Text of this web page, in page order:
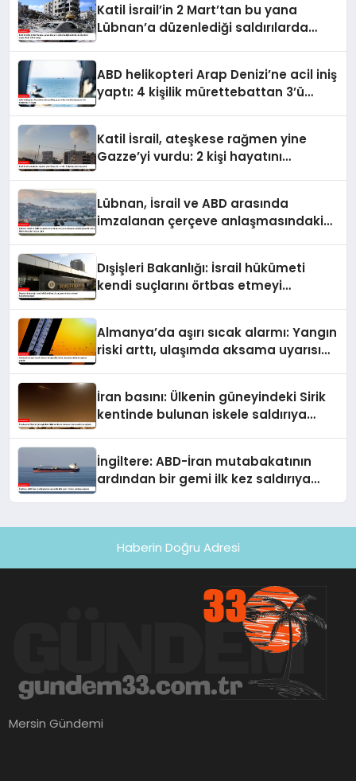
Katil İsrail’in 2 Mart’tan bu yana
Lübnan’a düzenlediği saldırılarda
ABD helikopteri Arap Denizi’ne acil iniş
yaptı: 4 kişilik mürettebattan 3’ü
Katil İsrail, ateşkese rağmen yine
Gazze’yi vurdu: 2 kişi hayatını
Lübnan, İsrail ve ABD arasında
imzalanan çerçeve anlaşmasındaki
Dışişleri Bakanlığı: İsrail hükümeti
kendi suçlarını örtbas etmeyi
Almanya’da aşırı sıcak alarmı: Yangın
riski arttı, ulaşımda aksama uyarısı
İran basını: Ülkenin güneyindeki Sirik
kentinde bulunan iskele saldırıya
İngiltere: ABD-İran mutabakatının
ardından bir gemi ilk kez saldırıya
Haberin Doğru Adresi
Mersin Gündemi